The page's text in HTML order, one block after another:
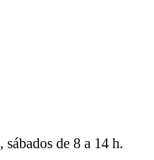
de 8 a 14 h.